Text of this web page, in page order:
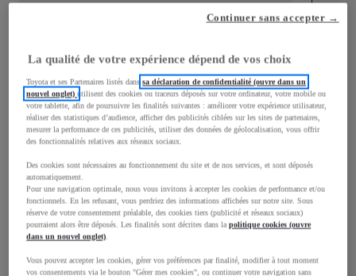
Largeur
1 765mm
Consommation mixte
Émissions CO2
La qualité de votre expérience dépend de vos choix
Toyota et ses Partenaires listés danssa déclaration de confidentialité (ouvre dans un
nouvel onglet)utilisent des cookies ou traceurs déposés sur votre ordinateur, votre mobile ou
votre tablette, afin de poursuivre les finalités suivantes : améliorer votre expérience utilisateur,
réaliser des statistiques d’audience, afficher des publicités ciblées sur les sites de partenaires,
mesurer la performance de ces publicités, utiliser des données de géolocalisation, vous offrir
des fonctionnalités relatives aux réseaux sociaux.
Des cookies sont nécessaires au fonctionnement du site et de nos services, et sont déposés
automatiquement.
Pour une navigation optimale, nous vous invitons à accepter les cookies de performance et/ou
fonctionnels. En les refusant, vous perdriez des informations affichées sur notre site. Sous
réserve de votre consentement préalable, des cookies tiers (publicité et réseaux sociaux)
pourraient alors être déposés. Les finalités sont décrites dans lapolitique cookies (ouvre
dans un nouvel onglet).
Vous pouvez accepter les cookies, gérer vos préférences par finalité, modifier à tout moment
vos consentements via le bouton "Gérer mes cookies", ou continuer votre navigation sans
Continuer sans accepter →